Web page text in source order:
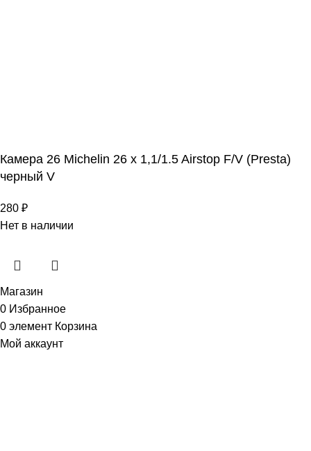
Камера 26 Michelin 26 x 1,1/1.5 Airstop F/V (Presta)
черный V
280 ₽
Нет в наличии
Магазин
0 Избранное
0 элемент Корзина
Мой аккаунт